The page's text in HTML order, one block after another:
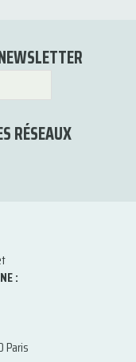
RÉSEAUX
:
Paris